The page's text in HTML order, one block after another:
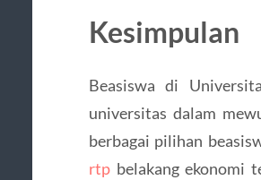
Kesimpulan
Beasiswa di
universitas dalam
berbagai pilihan
rtpbelakang ekonomi